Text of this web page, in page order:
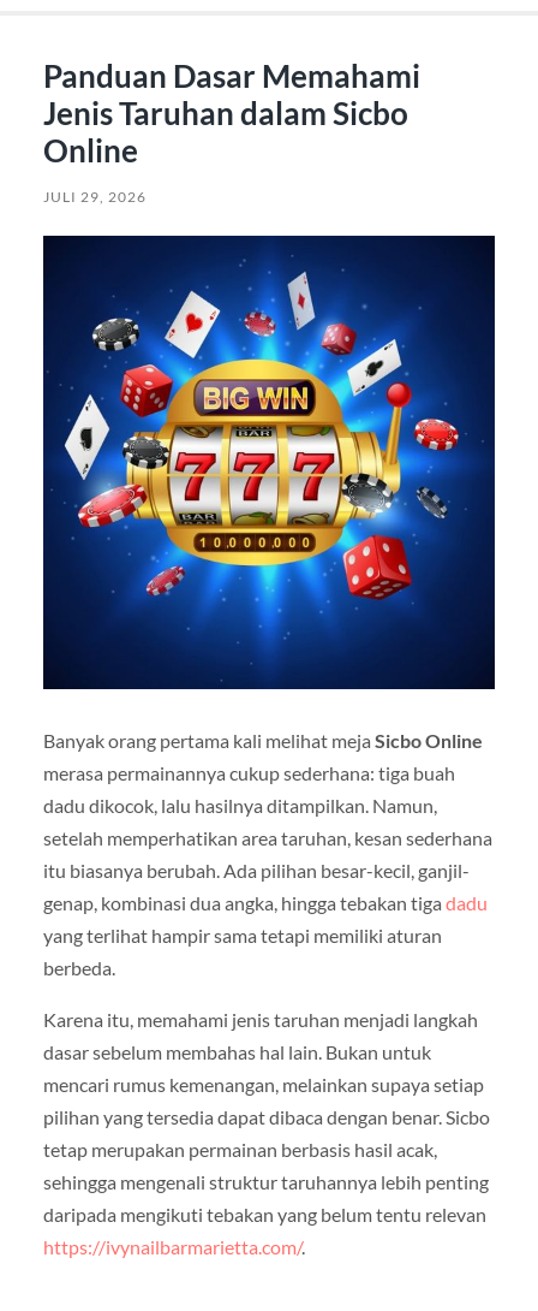
Panduan Dasar Memahami
Jenis Taruhan dalam Sicbo
Online
JULI 29, 2026
Banyak orang pertama kali melihat meja Sicbo Online
merasa permainannya cukup sederhana: tiga buah
dadu dikocok, lalu hasilnya ditampilkan. Namun,
setelah memperhatikan area taruhan, kesan sederhana
itu biasanya berubah. Ada pilihan besar-kecil, ganjil-
genap, kombinasi dua angka, hingga tebakan tiga dadu
yang terlihat hampir sama tetapi memiliki aturan
berbeda.
Karena itu, memahami jenis taruhan menjadi langkah
dasar sebelum membahas hal lain. Bukan untuk
mencari rumus kemenangan, melainkan supaya setiap
pilihan yang tersedia dapat dibaca dengan benar. Sicbo
tetap merupakan permainan berbasis hasil acak,
sehingga mengenali struktur taruhannya lebih penting
daripada mengikuti tebakan yang belum tentu relevan
https://ivynailbarmarietta.com/.